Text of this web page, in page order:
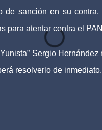
de sanción en su
para atentar contra el
Sergio
resolverlo de inmediato.